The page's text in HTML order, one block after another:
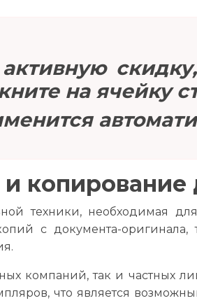
на ячейку
копирование
техники, необходимая
с документа-
компаний, так и частных
что является